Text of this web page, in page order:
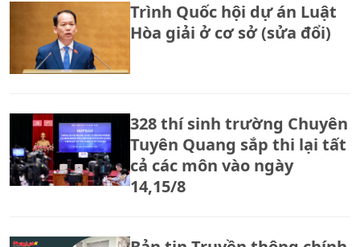
Trình Quốc hội dự án Luật
Hòa giải ở cơ sở (sửa đổi)
328 thí sinh trường Chuyên
Tuyên Quang sắp thi lại tất
cả các môn vào ngày
14,15/8